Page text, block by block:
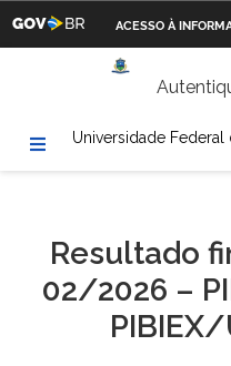
ACESSO À
Ministério da Defesa
Ministério da Fazenda
Universidade Federal
Resultado
02/2026 –